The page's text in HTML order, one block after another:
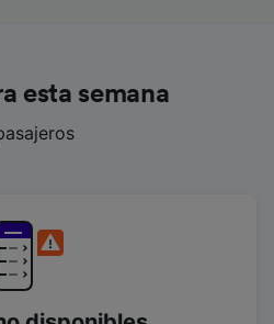
esta semana